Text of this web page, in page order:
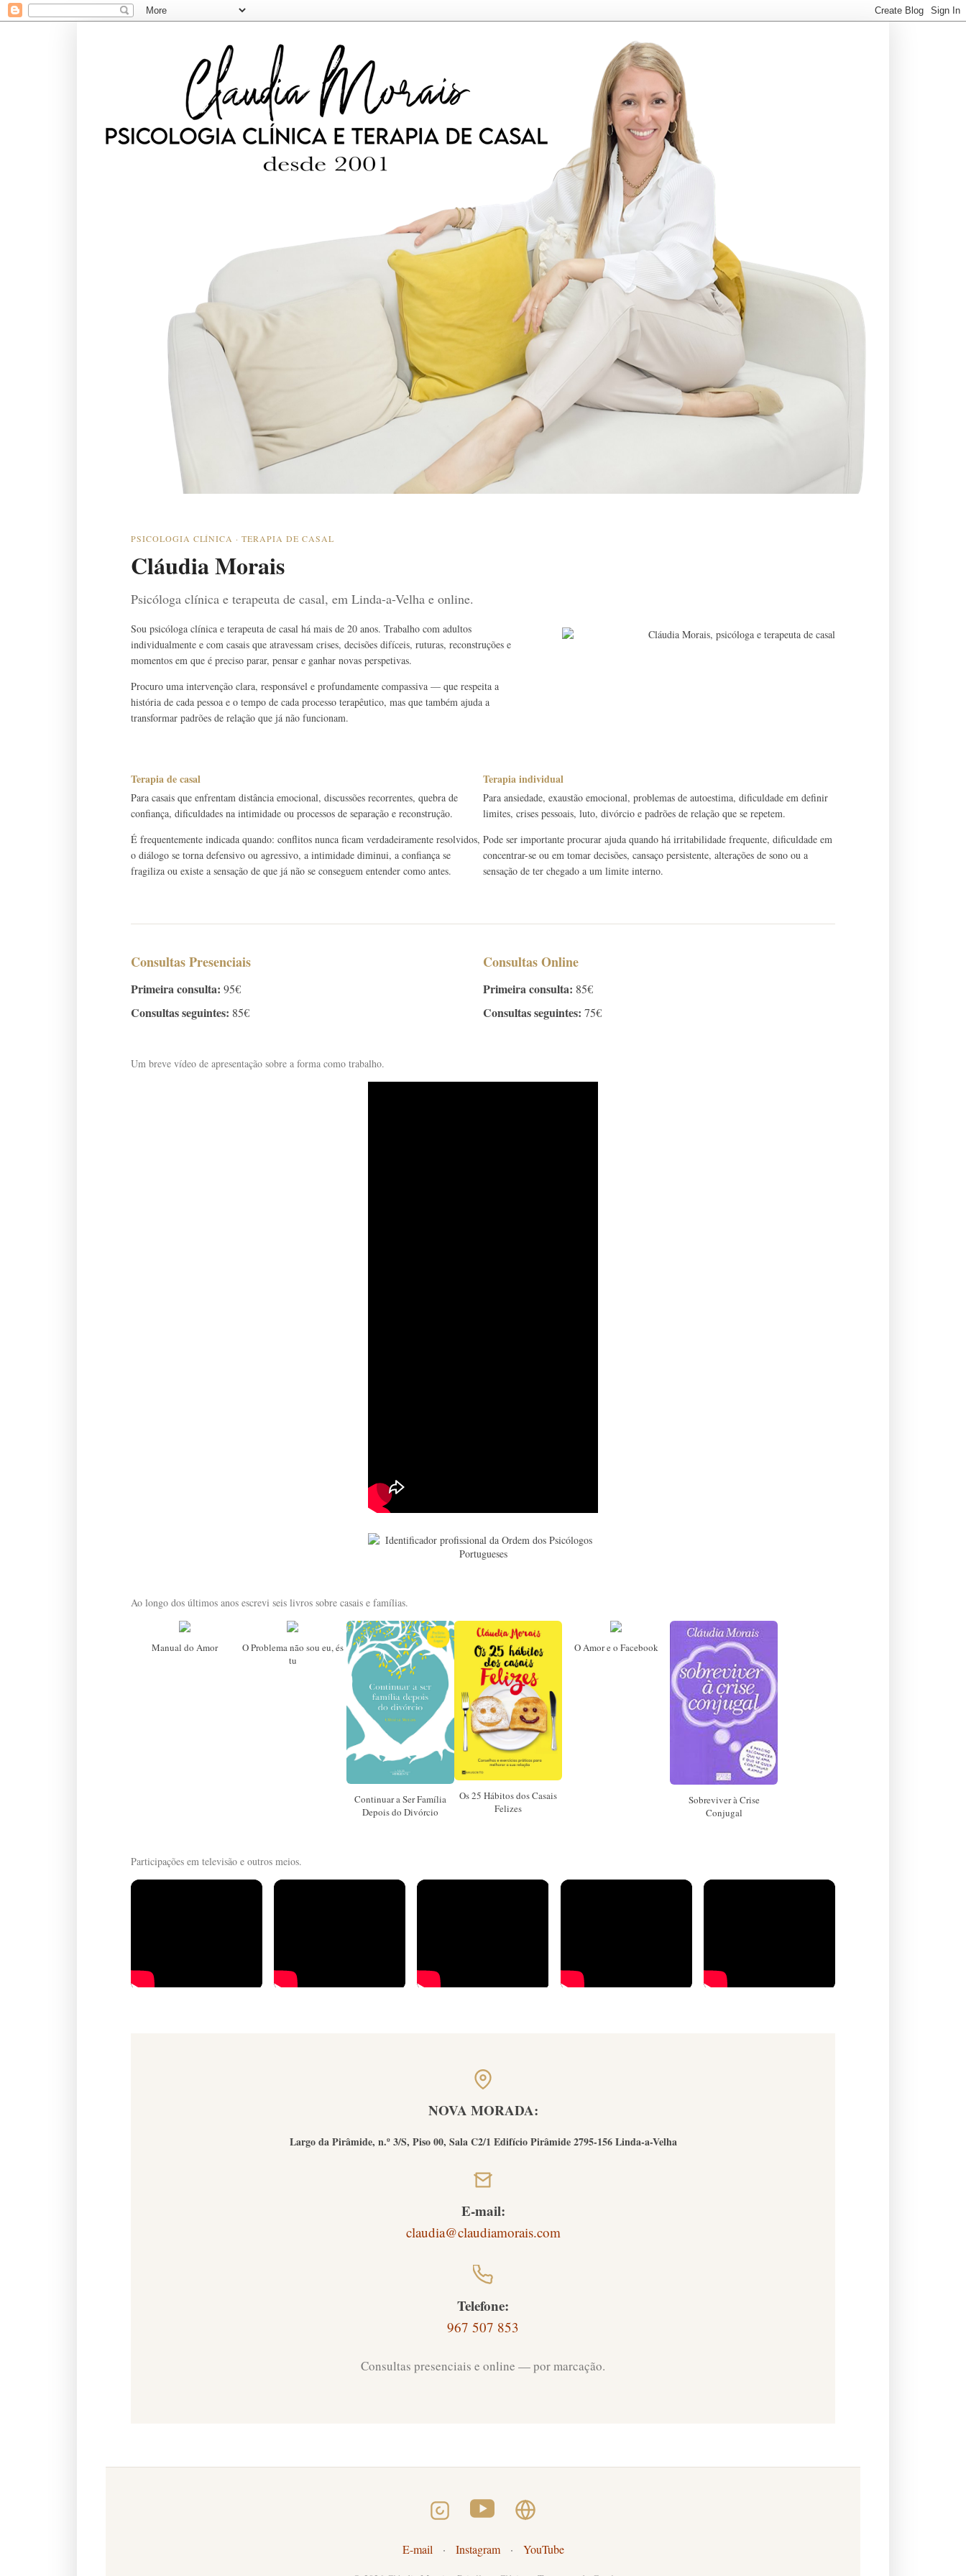
PSICOLOGIA CLÍNICA · TERAPIA DE CASAL
Cláudia Morais
Psicóloga clínica e terapeuta de casal, em Linda-a-Velha e online.
Sou psicóloga clínica e terapeuta de casal há mais de 20 anos. Trabalho com adultos
individualmente e com casais que atravessam crises, decisões difíceis, ruturas, reconstruções e
momentos em que é preciso parar, pensar e ganhar novas perspetivas.
Procuro uma intervenção clara, responsável e profundamente compassiva — que respeita a
história de cada pessoa e o tempo de cada processo terapêutico, mas que também ajuda a
transformar padrões de relação que já não funcionam.
Terapia de casal
Para casais que enfrentam distância emocional, discussões recorrentes, quebra de
confiança, dificuldades na intimidade ou processos de separação e reconstrução.
É frequentemente indicada quando: conflitos nunca ficam verdadeiramente resolvidos,
o diálogo se torna defensivo ou agressivo, a intimidade diminui, a confiança se
fragiliza ou existe a sensação de que já não se conseguem entender como antes.
Terapia individual
Para ansiedade, exaustão emocional, problemas de autoestima, dificuldade em definir
limites, crises pessoais, luto, divórcio e padrões de relação que se repetem.
Pode ser importante procurar ajuda quando há irritabilidade frequente, dificuldade em
concentrar-se ou em tomar decisões, cansaço persistente, alterações de sono ou a
sensação de ter chegado a um limite interno.
Consultas Presenciais
Primeira consulta: 95€
Consultas seguintes: 85€
Consultas Online
Primeira consulta: 85€
Consultas seguintes: 75€
Um breve vídeo de apresentação sobre a forma como trabalho.
Ao longo dos últimos anos escrevi seis livros sobre casais e famílias.
Manual do Amor
O Problema não sou eu, és
tu
Continuar a Ser Família
Depois do Divórcio
Os 25 Hábitos dos Casais
Felizes
O Amor e o Facebook
Sobreviver à Crise
Conjugal
Participações em televisão e outros meios.
NOVA MORADA:
Largo da Pirâmide, n.º 3/S, Piso 00, Sala C2/1 Edifício Pirâmide 2795-156 Linda-a-Velha
E-mail:
claudia@claudiamorais.com
Telefone:
967 507 853
Consultas presenciais e online — por marcação.
E-mail · Instagram · YouTube